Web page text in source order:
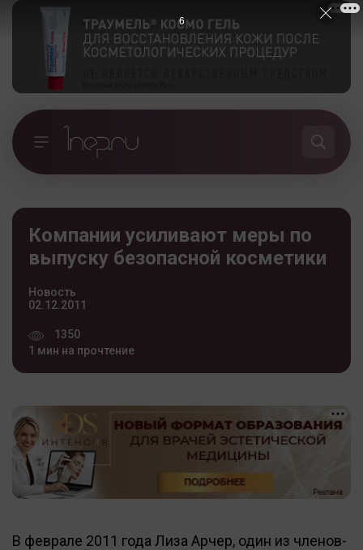
Компании усиливают меры по
выпуску безопасной косметики
Новость
02.12.2011
1350
1 мин на прочтение
В феврале 2011 года Лиза Арчер, один из членов-
5